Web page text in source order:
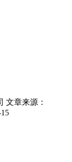
文章来源：